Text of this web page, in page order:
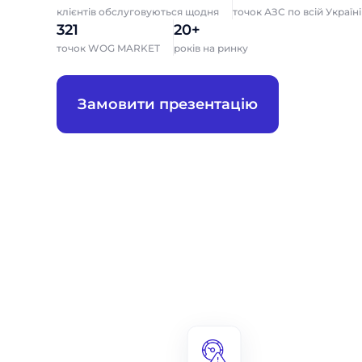
клієнтів обслуговуються щодня точок АЗС по всій Україні
321
точок WOG MARKET
20+
років на ринку
Замовити презентацію